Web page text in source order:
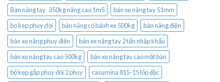
Bàn nâng tay 350kg nâng cao 1m5
bán xe nâng tay 51mm
bo kep phuy doi
bàn nâng có bánh xe 500kg
bàn nâng điện
bán xe nâng phuy điện
bán xe nâng tay 2 tấn nhập khẩu
bán xe nâng tay cao 500kg
bán xe nâng tay cao mặt bàn
bộ kẹp gắp phuy đôi 2 phuy
casumina 815-15 lốp đặc